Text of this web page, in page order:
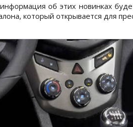
об этих новинках
который открывается для